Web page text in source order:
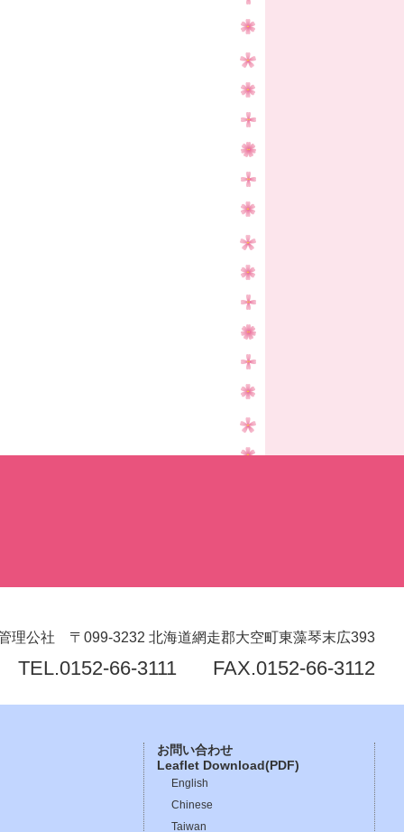
理公社 〒099-3232 北海道網走郡大空町東藻琴末広393
TEL.0152-66-3111 FAX.0152-66-3112
お問い合わせ
Leaflet Download(PDF)
English
Chinese
Taiwan